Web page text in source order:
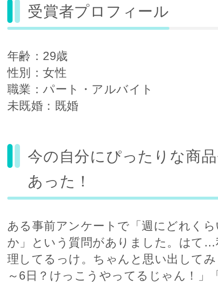
受賞者プロフィール
年齢：29歳
性別：女性
職業：パート・アルバイト
未既婚：既婚
今の自分にぴったりな商
あった！
ある事前アンケートで「週にどれく
か」という質問がありました。はて
理してるっけ。ちゃんと思い出して
～6日？けっこうやってるじゃん！」